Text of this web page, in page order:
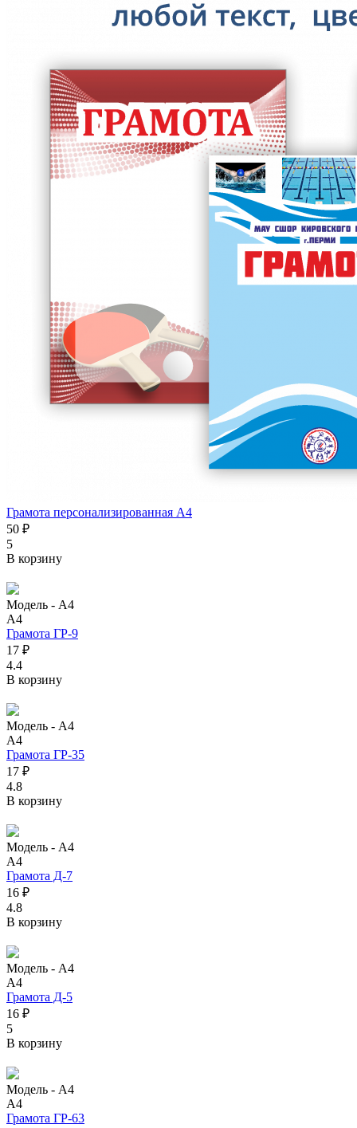
Грамота персонализированная А4
50 ₽
5
В корзину
Модель - А4
А4
Грамота ГР-9
17 ₽
4.4
В корзину
Модель - А4
А4
Грамота ГР-35
17 ₽
4.8
В корзину
Модель - А4
А4
Грамота Д-7
16 ₽
4.8
В корзину
Модель - А4
А4
Грамота Д-5
16 ₽
5
В корзину
Модель - А4
А4
Грамота ГР-63